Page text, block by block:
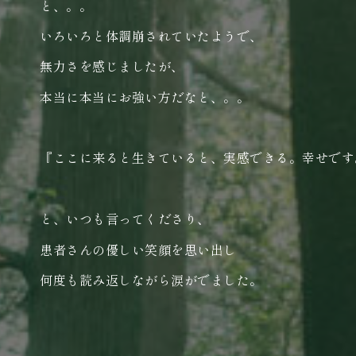
と、。。
いろいろと体調崩されていたようで、
無力さを感じましたが、
本当に本当にお強い方だなと、。。
『ここに来ると生きていると、実感できる。幸せで
と、いつも言ってくださり、
患者さんの優しい笑顔を思い出し
何度も読み返しながら涙がでました。